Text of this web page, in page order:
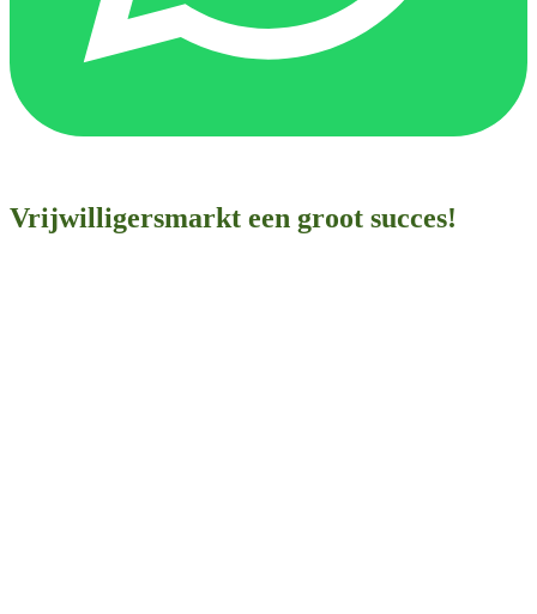
Vrijwilligersmarkt een groot succes!